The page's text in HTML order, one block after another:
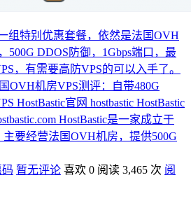
组特别优惠套餐，依然是法国OVH
500G DDOS防御，1Gbps端口，最
，有需要高防VPS的可以入手了。
OVH机房VPS测评：自带480G
HostBastic官网 hostbastic HostBastic
HostBastic是一家成立于
要经营法国OVH机房，提供500G
码 暂无评论 喜欢 0 阅读 3,465 次 阅